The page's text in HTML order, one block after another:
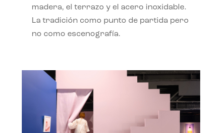
madera, el terrazo y el acero inoxidable.
La tradición como punto de partida pero
no como escenografía.